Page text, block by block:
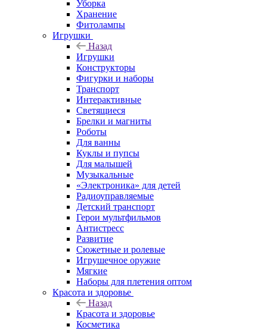
Уборка
Хранение
Фитолампы
Игрушки
Назад
Игрушки
Конструкторы
Фигурки и наборы
Транспорт
Интерактивные
Светящиеся
Брелки и магниты
Роботы
Для ванны
Куклы и пупсы
Для малышей
Музыкальные
«Электроника» для детей
Радиоуправляемые
Детский транспорт
Герои мультфильмов
Антистресс
Развитие
Сюжетные и ролевые
Игрушечное оружие
Мягкие
Наборы для плетения оптом
Красота и здоровье
Назад
Красота и здоровье
Косметика